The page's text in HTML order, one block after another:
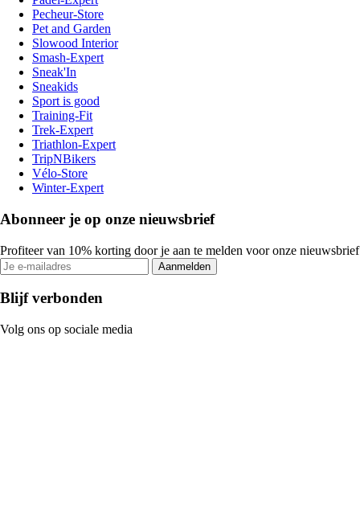
Pecheur-Store
Pet and Garden
Slowood Interior
Smash-Expert
Sneak'In
Sneakids
Sport is good
Training-Fit
Trek-Expert
Triathlon-Expert
TripNBikers
Vélo-Store
Winter-Expert
Abonneer je op onze nieuwsbrief
Profiteer van 10% korting door je aan te melden voor onze nieuwsbrief
Aanmelden
Blijf verbonden
Volg ons op sociale media